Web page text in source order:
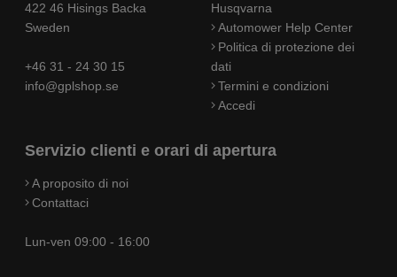
422 46 Hisings Backa
Sweden
+46 31 - 24 30 15
info@gplshop.se
Husqvarna
Automower Help Center
Politica di protezione dei
dati
Termini e condizioni
Accedi
Servizio clienti e orari di apertura
A proposito di noi
Contattaci
Lun-ven 09:00 - 16:00